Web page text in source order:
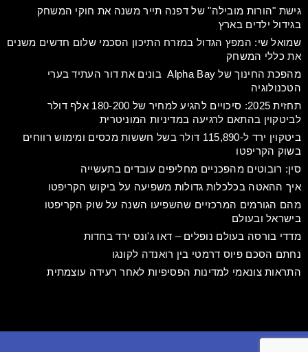
גישת "הורות מובילה" של דפנה תייר משנה את חוקי המשחק
בגידול ילדים בארץ
שמואל שי: המפץ הגדול במזרח התיכון הסכמי שלום חדשים משנים
את כללי המשחק
מהפכת החינוך של Alpha Bay בונים את דור העתיד בערי
הטכנולוגיה
תחזית 2025: סיכויים להגיע למחיר של 180-200 אלף דולר
לביטקוין בהתאם לרגיעה במדיניות המוניטרית
ביטקוין ירד ל-115,890 דולר בשל חששות מכסים ומימוש רווחים
בשוק הקריפטו
סין: רובוטים מהפכניים מחליפים עובדים בתעשייה
איך ההאטה בכלכלות גדולות משפיעה על ביקוש הקריפטו
מהם הגורמים המרכזיים שהשפיעו השנה על שוק הקריפטו
בישראל ובעולם
מדדי בורסה בעולם נופלים – דאו ג'ונס ירד בחדות
נחתם הסכם פיוס דרמטי בין רואנדה לקונגו
התראות צונאמי למדינות הפסיפיות לאחר רעידה עוצמתית